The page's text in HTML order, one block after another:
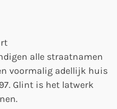
alle straatnamen
voormalig adellijk huis
Glint is het latwerk